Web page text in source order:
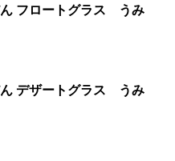
ノラネコぐんだん フロートグラス うみ
ノラネコぐんだん デザートグラス うみ